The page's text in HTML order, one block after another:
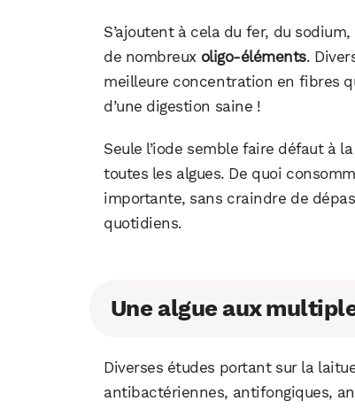
S’ajoutent à cela du fer, du sodium,
de nombreux oligo-éléments.
meilleure concentration en fibres
d’une digestion saine !
Seule l’iode semble faire défaut à
toutes les algues. De quoi
importante, sans craindre de
quotidiens.
Une algue aux
Diverses études portant sur la
antibactériennes, antifongiques,